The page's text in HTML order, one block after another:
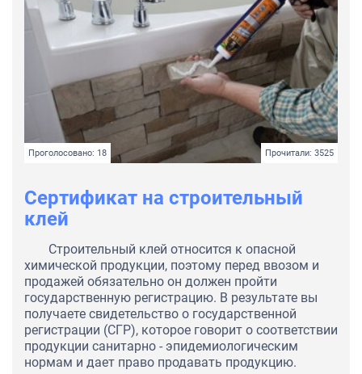
Проголосовано: 18 Прочитали: 3525
Сертификат на строительный
клей
Строительный клей относится к опасной
химической продукции, поэтому перед ввозом и
продажей обязательно он должен пройти
государственную регистрацию. В результате вы
получаете свидетельство о государственной
регистрации (СГР), которое говорит о соответствии
продукции санитарно - эпидемиологическим
нормам и дает право продавать продукцию.